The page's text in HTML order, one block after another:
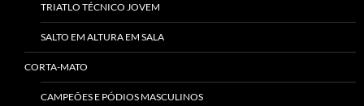
TRIATLO TÉCNICO JOVEM
SALTO EM ALTURA EM SALA
CORTA-MATO
CAMPEÕES E PÓDIOS MASCULINOS